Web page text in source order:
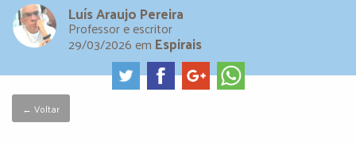
Luís Araujo Pereira
Professor e escritor
29/03/2026 em Espirais
← Voltar